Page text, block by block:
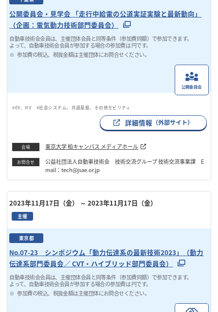
公開委員会・見学会 「走行中給電の公道実証実験と最新動向」
（企画：電気動力技術部門委員会）
自動車技術会会員は、主催団体会員と同等条件（参加費同額）で参加できます。
よって、自動車技術会会員が参加する場合の参加費は 円です。
参加費の税込、税抜金額は主催団体にお問合せください。
公開委員会
#EV、HV #社会システム、共通基盤、その他モビリティ
詳細情報 （外部サイト）
会場 東京大学 柏キャンパス メディアホール
お問合せ
公益社団法人自動車技術会 技術交流グループ 技術交流事業課 E
mail：tech@jsae.or.jp
2023年11月17日（金） ～ 2023年11月17日（金）
主催
東京都
No.07-23 シンポジウム「動力伝達系の最新技術2023」（動力
伝達系部門委員会／ CVT・ハイブリッド部門委員会）
自動車技術会会員は、主催団体会員と同等条件（参加費同額）で参加できます。
よって、自動車技術会会員が参加する場合の参加費は 円です。
参加費の税込、税抜金額は主催団体にお問合せください。